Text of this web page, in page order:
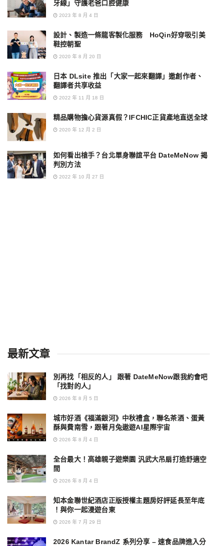
牙線」守護老爸口腔健康
2023 年 8 月 4 日
設計、製造一條龍客製化服務 HoQin好穿吸引美
鞋控朝聖
2020 年 8 月 20 日
日本 DLsite 推出「大家一起來翻譯」邀創作者、
翻譯者共享收益
2022 年 11 月 18 日
精品購物擔心貨源真假？IFCHIC正貨產地直送全球
2020 年 12 月 2 日
如何看出槍手？台北單身聯誼平台 DateMeNow 揭
判別方法
2022 年 10 月 27 日
最新文章
別再找「相反的人」 跟著 DateMeNow跟我約會吧
「找對的人」
2026 年 8 月 5 日
城市好酒《福滿銀河》中秋禮盒，聯名茶酒、蛋黃
酥與費南雪，跟著月兔遨遊AI星際宇宙
2026 年 8 月 4 日
全台最大！高雄親子遊樂園 汎武大吊扇打造舒適空
間
2026 年 8 月 4 日
知本金聯世紀酒店正版授權主題房好評延長至年底
！與你一起漫遊台東
2026 年 7 月 29 日
2026 Kantar BrandZ 系列分享 – 速食品牌進入分